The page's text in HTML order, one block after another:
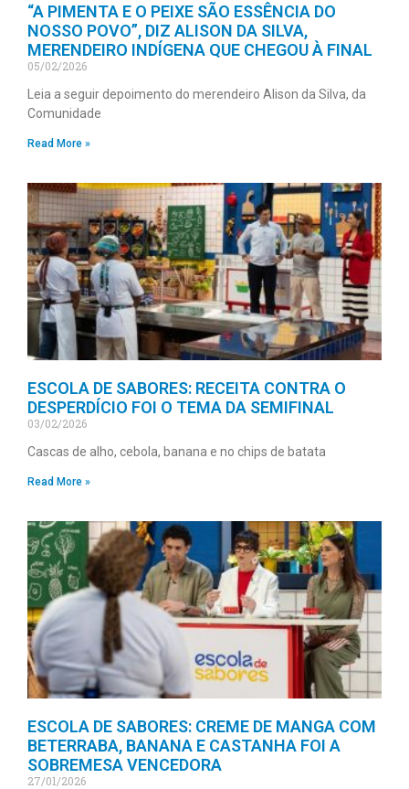
“A PIMENTA E O PEIXE SÃO ESSÊNCIA DO
NOSSO POVO”, DIZ ALISON DA SILVA,
MERENDEIRO INDÍGENA QUE CHEGOU À FINAL
05/02/2026
Leia a seguir depoimento do merendeiro Alison da Silva, da
Comunidade
Read More »
ESCOLA DE SABORES: RECEITA CONTRA O
DESPERDÍCIO FOI O TEMA DA SEMIFINAL
03/02/2026
Cascas de alho, cebola, banana e no chips de batata
Read More »
ESCOLA DE SABORES: CREME DE MANGA COM
BETERRABA, BANANA E CASTANHA FOI A
SOBREMESA VENCEDORA
27/01/2026